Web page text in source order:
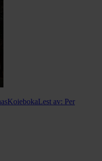
KoiebokaLest av: Per